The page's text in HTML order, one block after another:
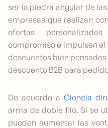
ser la piedra angular de
empresas que realizan
ofertas
compromiso e impulsen
descuentos bien
descuento B2B para
De acuerdo aCiencia
arma de doble filo. Si se
pueden aumentar las